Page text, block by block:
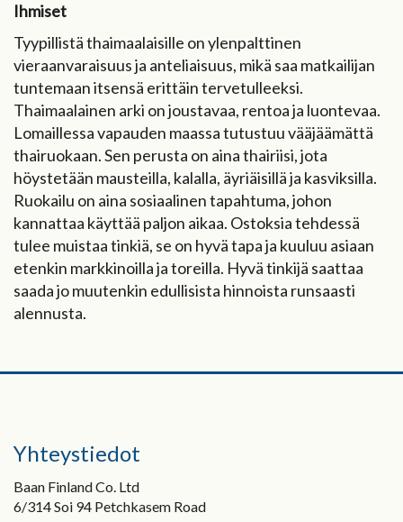
Ihmiset
Tyypillistä thaimaalaisille on ylenpalttinen
vieraanvaraisuus ja anteliaisuus, mikä saa matkailijan
tuntemaan itsensä erittäin tervetulleeksi.
Thaimaalainen arki on joustavaa, rentoa ja luontevaa.
Lomaillessa vapauden maassa tutustuu vääjäämättä
thairuokaan. Sen perusta on aina thairiisi, jota
höystetään mausteilla, kalalla, äyriäisillä ja kasviksilla.
Ruokailu on aina sosiaalinen tapahtuma, johon
kannattaa käyttää paljon aikaa. Ostoksia tehdessä
tulee muistaa tinkiä, se on hyvä tapa ja kuuluu asiaan
etenkin markkinoilla ja toreilla. Hyvä tinkijä saattaa
saada jo muutenkin edullisista hinnoista runsaasti
alennusta.
Yhteystiedot
Baan Finland Co. Ltd
6/314 Soi 94 Petchkasem Road